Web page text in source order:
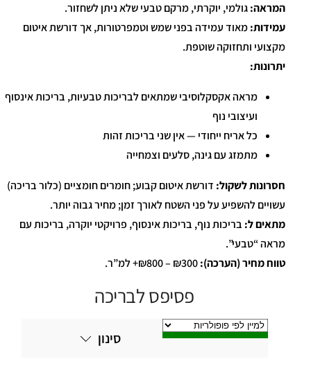
המראה:גולמי, יוקרתי, מרקם טבעי שלא ניתן לשחזור.
עמידות:מאוד עמידה בפני שמש וטמפרטורות, אך דורשת איטום
מקצועי ותחזוקה שוטפת.
יתרונות:
מראה אקסקלוסיבי שמתאים לבריכות טבעיות, בריכות אינסוף
ועיצובי נוף
כל אריח ייחודי — אין שני בריכות זהות
מתמזג עם גינה, סלעים וצמחייה
חסרונות לשקול: דורשת איטום קבוע; חומרים חומציים (כלור בריכה)
עשויים להשפיע על פני השטח לאורך זמן; מחיר גבוה יותר.
מתאים ל: בריכות נוף, בריכות אינסוף, פרויקטי יוקרה, בריכות עם
מראה “טבעי”.
טווח מחיר (הערכה):
פסיפס לבריכה
סינון